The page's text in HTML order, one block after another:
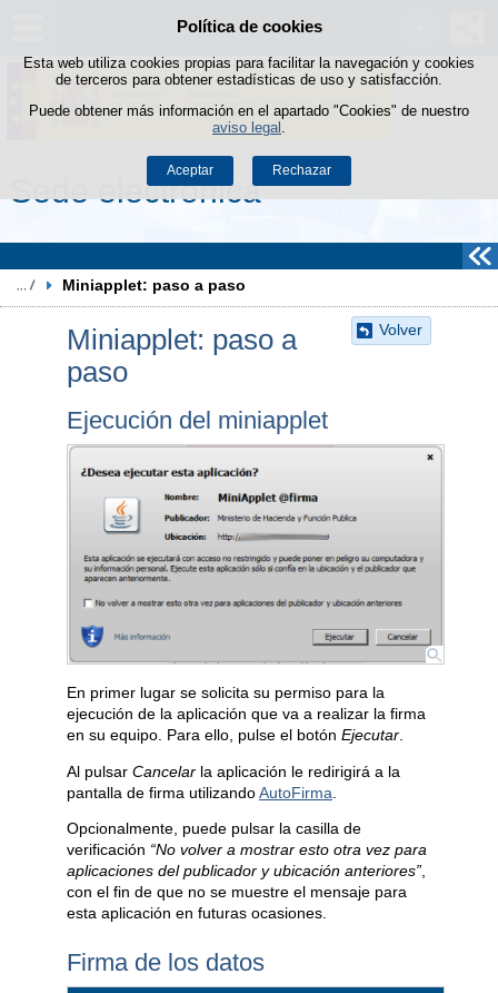
Política de cookies
Esta web utiliza cookies propias para facilitar la navegación y cookies
de terceros para obtener estadísticas de uso y satisfacción.
Puede obtener más información en el apartado "Cookies" de nuestro
aviso legal
Aceptar Rechazar
Saltar al contenido
Sede electrónica
Miniapplet: paso a paso
Volver
Miniapplet: paso a
paso
Ejecución del miniapplet
En primer lugar se solicita su permiso para la
ejecución de la aplicación que va a realizar la firma
en su equipo. Para ello, pulse el botón Ejecutar.
Al pulsar Cancelar la aplicación le redirigirá a la
pantalla de firma utilizando AutoFirma
Opcionalmente, puede pulsar la casilla de
verificación “No volver a mostrar esto otra vez para
aplicaciones del publicador y ubicación anteriores”,
con el fin de que no se muestre el mensaje para
esta aplicación en futuras ocasiones.
Firma de los datos